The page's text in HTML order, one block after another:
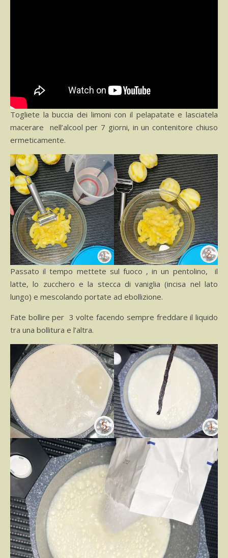
Togliete la buccia dei limoni con il pelapatate e lasciatela
macerare nell’alcool per 7 giorni, in un contenitore chiuso
ermeticamente.
Passato il tempo mettete sul fuoco , in un pentolino, il
latte, lo zucchero e la stecca di vaniglia (incisa nel lato
lungo) e mescolando portate ad ebollizione.
Fate bollire per 3 volte facendo sempre freddare il liquido
tra una bollitura e l’altra.